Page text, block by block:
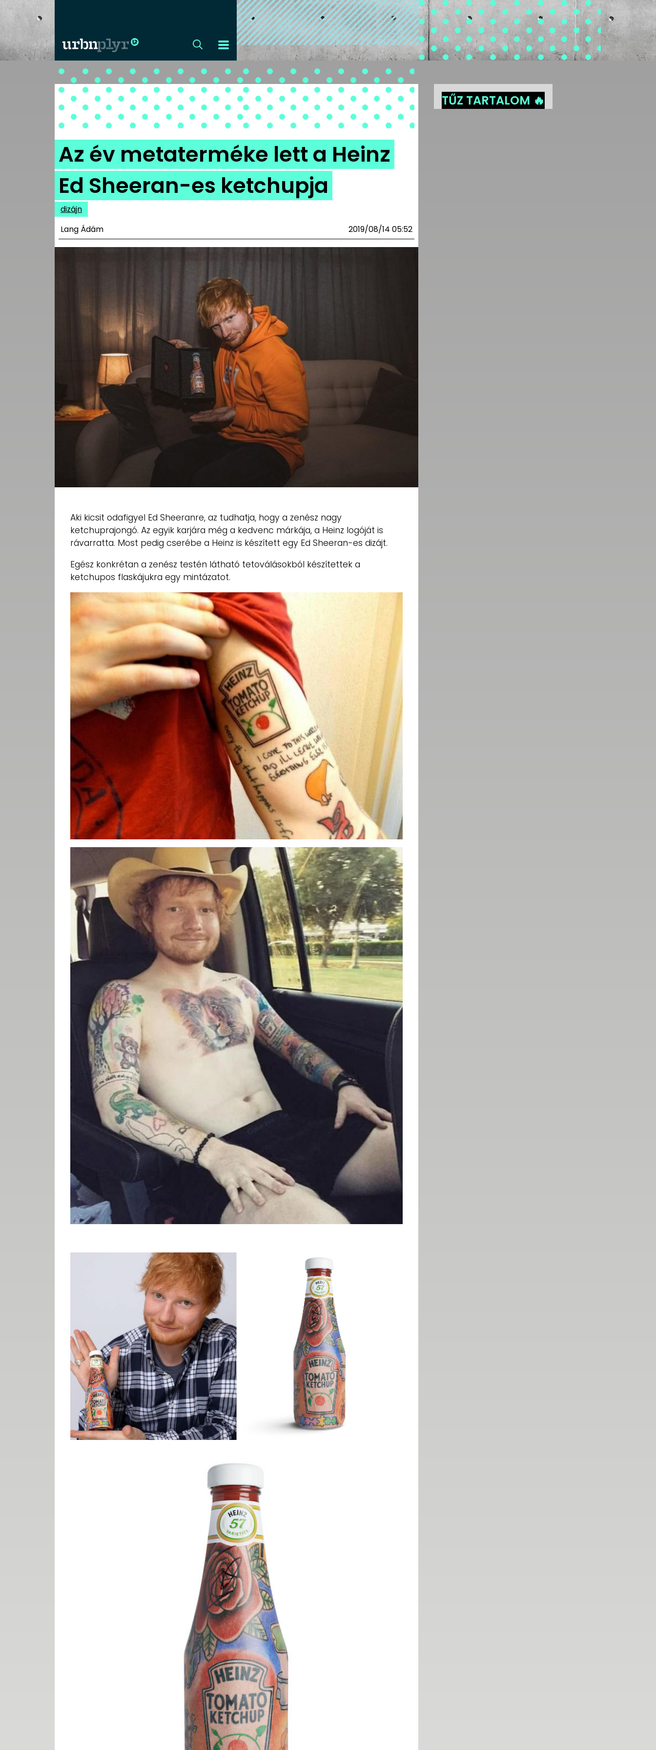
CÍMLAP
DIZÁJN
DIVAT
HIP
KULT
ZENE
TÁJÉKOZTATÓ
Az év metaterméke lett a Heinz
Ed Sheeran-es ketchupja
dizájn
Lang Ádám
2019/08/14 05:52
Aki kicsit odafigyel Ed Sheeranre, az tudhatja, hogy a zenész nagy
ketchuprajongó. Az egyik karjára még a kedvenc márkája, a Heinz logóját is
rávarratta. Most pedig cserébe a Heinz is készített egy Ed Sheeran-es dizájt.
Egész konkrétan a zenész testén látható tetoválásokból készítettek a
ketchupos flaskájukra egy mintázatot.
TŰZ TARTALOM 🔥